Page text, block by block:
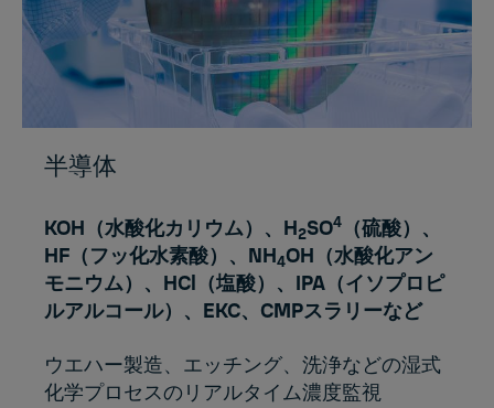
半導体
KOH（水酸化カリウム）、H2SO4
（硫酸）、
HF（フッ化水素酸）、NH4OH（水酸化アン
モニウム）、HCl（塩酸）、IPA（イソプロピ
ルアルコール）、EKC、CMPスラリーなど
ウエハー製造、エッチング、洗浄などの湿式
化学プロセスのリアルタイム濃度監視